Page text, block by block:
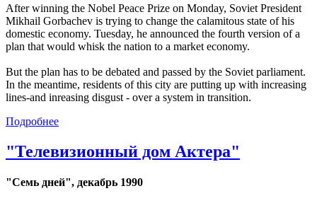
After winning the Nobel Peace Prize on Monday, Soviet President
Mikhail Gorbachev is trying to change the calamitous state of his
domestic economy. Tuesday, he announced the fourth version of a
plan that would whisk the nation to a market economy.
But the plan has to be debated and passed by the Soviet parliament.
In the meantime, residents of this city are putting up with increasing
lines-and inreasing disgust - over a system in transition.
Подробнее
"Телевизионный дом Актера"
"Семь дней", декабрь 1990